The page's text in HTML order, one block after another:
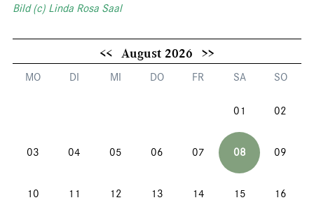
Bild (c) Linda Rosa Saal
<< August 2026 >>
MO DI MI DO FR SA SO
01 02
03 04 05 06 07 08 09
10 11 12 13 14 15 16